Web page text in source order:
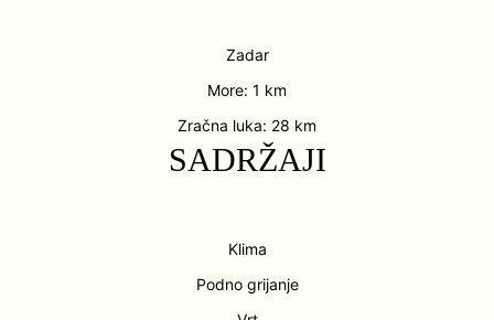
Zadar
More: 1 km
Zračna luka: 28 km
SADRŽAJI
Klima
Podno grijanje